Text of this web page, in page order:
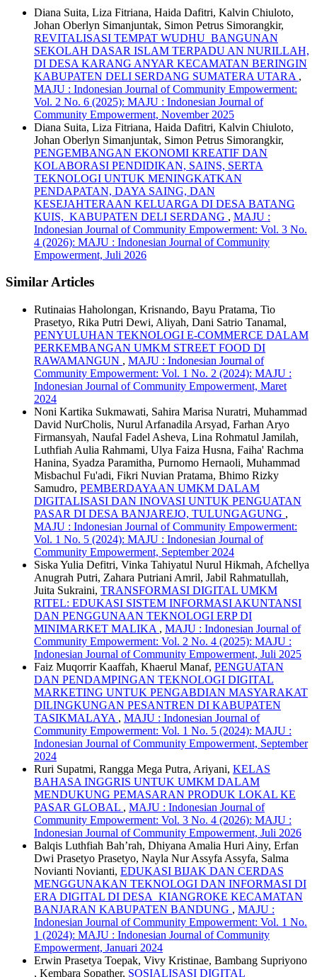
Diana Suita, Liza Fitriana, Haida Dafitri, Kalvin Chiuloto,
Johan Oberlyn Simanjuntak, Simon Petrus Simorangkir,
REVITALISASI TEMPAT WUDHU BANGUNAN
SEKOLAH DASAR ISLAM TERPADU AN NURILLAH,
DI DESA KARANG ANYAR KECAMATAN BERINGIN
KABUPATEN DELI SERDANG SUMATERA UTARA ,
MAJU : Indonesian Journal of Community Empowerment:
Vol. 2 No. 6 (2025): MAJU : Indonesian Journal of
Community Empowerment, November 2025
Diana Suita, Liza Fitriana, Haida Dafitri, Kalvin Chiuloto,
Johan Oberlyn Simanjuntak, Simon Petrus Simorangkir,
PENGEMBANGAN EKONOMI KREATIF DAN
KOLABORASI PENDIDIKAN, SAINS, SERTA
TEKNOLOGI UNTUK MENINGKATKAN
PENDAPATAN, DAYA SAING, DAN
KESEJAHTERAAN KELUARGA DI DESA BATANG
KUIS, KABUPATEN DELI SERDANG , MAJU :
Indonesian Journal of Community Empowerment: Vol. 3 No.
4 (2026): MAJU : Indonesian Journal of Community
Empowerment, Juli 2026
Similar Articles
Rutinaias Haholongan, Krisnando, Bayu Pratama, Tio
Prasetyo, Rika Putri Dewi, Aliyah, Dani Satrio Tanamal,
PENYULUHAN TEKNOLOGI E-COMMERCE DALAM
PERKEMBANGAN UMKM STREET FOOD DI
RAWAMANGUN , MAJU : Indonesian Journal of
Community Empowerment: Vol. 1 No. 2 (2024): MAJU :
Indonesian Journal of Community Empowerment, Maret
2024
Noni Kartika Sukmawati, Sahira Marisa Nuratri, Muhammad
David NurCholis, Nurul Arfanadila Arsyad, Farhan Aryo
Firmansyah, Naufal Fadel Asheva, Lina Rohmatul Jamilah,
Luthfiah Aulia Rahmami, Ulya Faiza Husna, Faiha' Rachma
Hanina, Syadza Paramitha, Purnomo Hernaoli, Muhammad
Misbachul Fu'adi, Fikri Nuvian Pratama, Bhimo Rizky
Samudro, PEMBERDAYAAN UMKM DALAM
DIGITALISASI DAN INOVASI UNTUK PENGUATAN
PASAR DI DESA BANJAREJO, TULUNGAGUNG ,
MAJU : Indonesian Journal of Community Empowerment:
Vol. 1 No. 5 (2024): MAJU : Indonesian Journal of
Community Empowerment, September 2024
Siska Yulia Defitri, Vinka Tahiyatul Nurul Hikmah, Afchellya
Anugrah Putri, Zahara Putriani Amril, Jabil Rahmatullah,
Juita Sukraini, TRANSFORMASI DIGITAL UMKM
RITEL: EDUKASI SISTEM INFORMASI AKUNTANSI
DAN PENGGUNAAN TEKNOLOGI ERP DI
MINIMARKET MALIKA , MAJU : Indonesian Journal of
Community Empowerment: Vol. 2 No. 4 (2025): MAJU :
Indonesian Journal of Community Empowerment, Juli 2025
Faiz Muqorrir Kaaffah, Khaerul Manaf, PENGUATAN
DAN PENDAMPINGAN TEKNOLOGI DIGITAL
MARKETING UNTUK PENGABDIAN MASYARAKAT
DILINGKUNGAN PESANTREN DI KABUPATEN
TASIKMALAYA , MAJU : Indonesian Journal of
Community Empowerment: Vol. 1 No. 5 (2024): MAJU :
Indonesian Journal of Community Empowerment, September
2024
Ruri Supatmi, Rangga Mega Putra, Ariyani, KELAS
BAHASA INGGRIS UNTUK UMKM DALAM
MENDUKUNG PEMASARAN PRODUK LOKAL KE
PASAR GLOBAL , MAJU : Indonesian Journal of
Community Empowerment: Vol. 3 No. 4 (2026): MAJU :
Indonesian Journal of Community Empowerment, Juli 2026
Balqis Luthfiah Bah’rah, Dhiyana Amalia Huri Ainy, Erfan
Dwi Prasetyo Prasetyo, Nayla Nur Assyfa Assyfa, Salma
Novianti Novianti, EDUKASI BIJAK DAN CERDAS
MENGGUNAKAN TEKNOLOGI DAN INFORMASI DI
ERA DIGITAL DI DESA KIANGROKE KECAMATAN
BANJARAN KABUPATEN BANDUNG , MAJU :
Indonesian Journal of Community Empowerment: Vol. 1 No.
1 (2024): MAJU : Indonesian Journal of Community
Empowerment, Januari 2024
Erwin Prasetya Toepak, Vivy Kristinae, Bambang Supriyono
, Kembara Sopather, SOSIALISASI DIGITAL